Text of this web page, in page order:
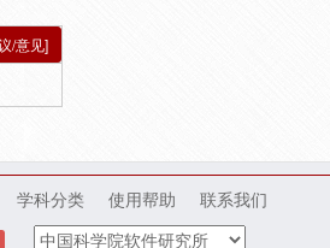
/意见]
学科分类 使用帮助
联系我们